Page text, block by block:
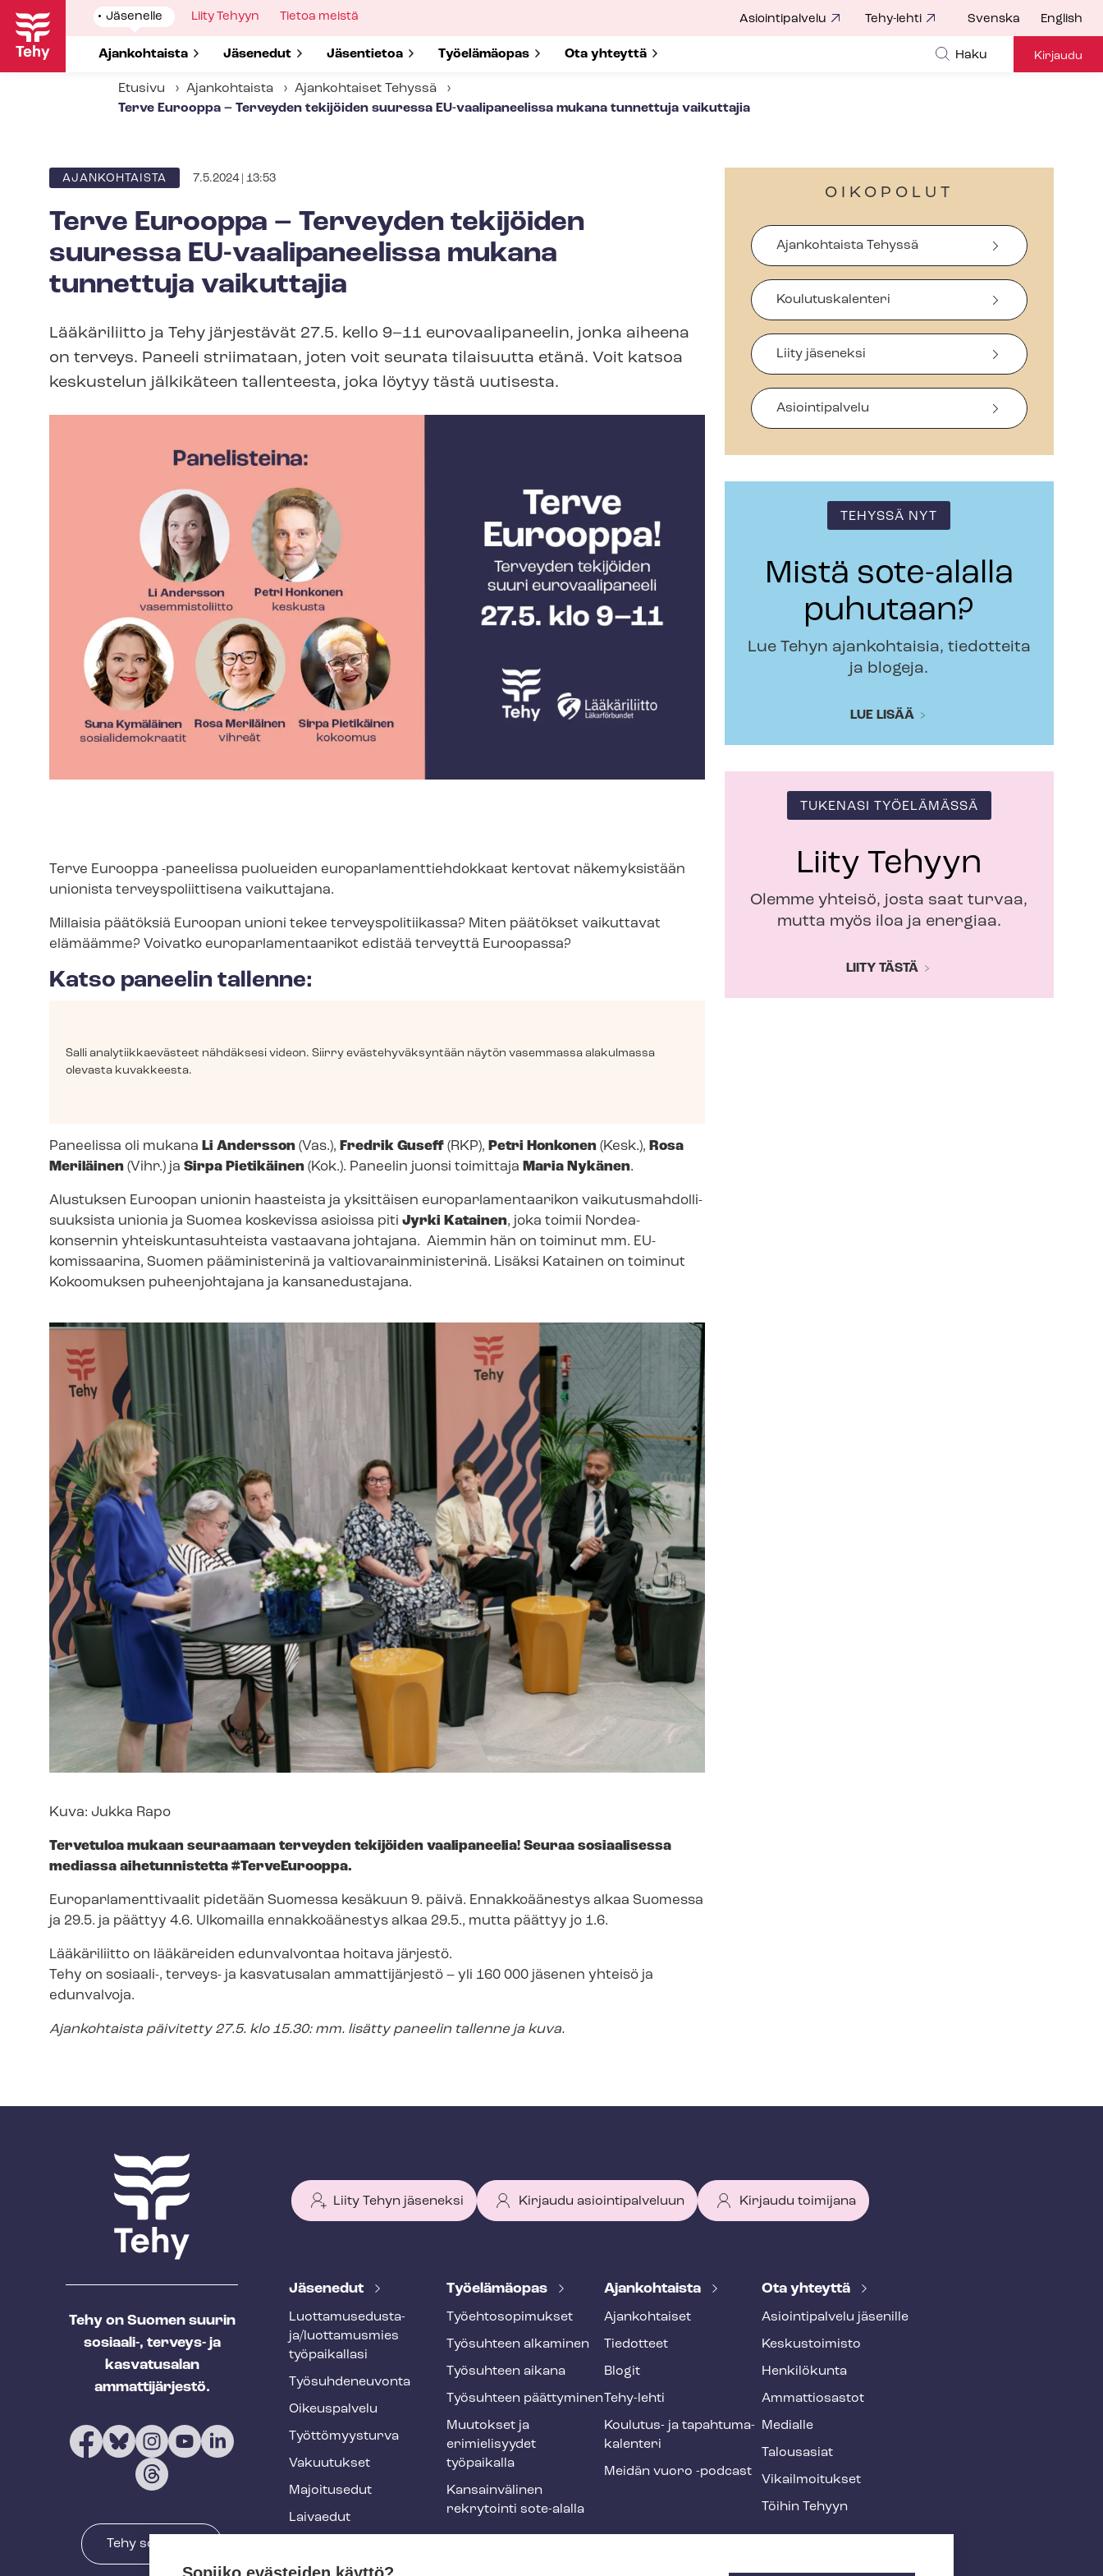
Hyppää
pääsisältöön
Show
submenu
Jäsenelle
Show submenu for
Ajankohtaista Show submenu for
Jäsenedut Show submenu for
Jäsentietoa Show submenu for
Työelämäopas Show submenu for
Ota yhteyttä
Show
Liity Tehyyn
Show
Tietoa meistä Asiointipalvelu Tehy-lehti Svenska English
Haku Kirjaudu
Etusivu Ajankohtaista
Ajankohtaiset Tehyssä
Terve Eurooppa – Terveyden tekijöiden suuressa EU-​vaalipaneelissa mukana tunnettuja vaikuttajia
ARTIKKELIN
AJANKOHTAISTA 7.5.2024 | 13:53
Terve Eurooppa – Terveyden tekijöiden
suuressa EU-​vaalipaneelissa mukana
tunnettuja vaikuttajia
Lääkäriliitto ja Tehy järjestävät 27.5. kello 9–11 eurovaalipaneelin, jonka aiheena
on terveys. Paneeli striimataan, joten voit seurata tilaisuutta etänä. Voit katsoa
keskustelun jälkikäteen tallenteesta, joka löytyy tästä uutisesta.
Terve Eurooppa -paneelissa puolueiden eu­ro­par­la­ment­tieh­dok­kaat kertovat näkemyksistään
unionista ter­veys­po­liit­ti­se­na vaikuttajana.
Millaisia päätöksiä Euroopan unioni tekee ter­veys­po­li­tii­kas­sa? Miten päätökset vaikuttavat
elämäämme? Voivatko eu­ro­par­la­men­taa­ri­kot edistää terveyttä Euroopassa?
Katso paneelin tallenne:
Salli ana­ly­tiik­kae­väs­teet nähdäksesi videon. Siirry eväs­te­hy­väk­syn­tään näytön vasemmassa alakulmassa
olevasta kuvakkeesta.
Paneelissa oli mukana Li Andersson (Vas.), Fredrik Guseff (RKP), Petri Honkonen (Kesk.), Rosa
Meriläinen (Vihr.) ja Sirpa Pietikäinen (Kok.). Paneelin juonsi toimittaja Maria Nykänen.
Alustuksen Euroopan unionin haasteista ja yksittäisen eu­ro­par­la­men­taa­ri­kon vai­ku­tus­mah­dol­li­
suuk­sis­ta unionia ja Suomea koskevissa asioissa piti Jyrki Katainen, joka toimii Nordea-
konsernin yh­teis­kun­ta­suh­teis­ta vastaavana johtajana. Aiemmin hän on toiminut mm. EU-
komissaarina, Suomen pääministerinä ja val­tio­va­rain­mi­nis­te­ri­nä. Lisäksi Katainen on toiminut
Kokoomuksen puheenjohtajana ja kansanedustajana.
Kuva: Jukka Rapo
Tervetuloa mukaan seuraamaan terveyden tekijöiden vaalipaneelia! Seuraa sosiaalisessa
mediassa aihetunnistetta #TerveEurooppa.
Eu­ro­par­la­ment­ti­vaa­lit pidetään Suomessa kesäkuun 9. päivä. Ennakkoäänestys alkaa Suomessa
ja 29.5. ja päättyy 4.6. Ulkomailla ennakkoäänestys alkaa 29.5., mutta päättyy jo 1.6.
Lääkäriliitto on lääkäreiden edunvalvontaa hoitava järjestö.
Tehy on sosiaali-, terveys- ja kasvatusalan ammattijärjestö – yli 160 000 jäsenen yhteisö ja
edunvalvoja.
Ajankohtaista päivitetty 27.5. klo 15.30: mm. lisätty paneelin tallenne ja kuva.
OIKOPOLUT
Ajankohtaista Tehyssä
Koulutuskalenteri
Liity jäseneksi
Asiointipalvelu
TEHYSSÄ NYT
Mistä sote-alalla
puhutaan?
Lue Tehyn ajankohtaisia, tiedotteita
ja blogeja.
LUE LISÄÄ
TUKENASI TYÖELÄMÄSSÄ
Liity Tehyyn
Olemme yhteisö, josta saat turvaa,
mutta myös iloa ja energiaa.
LIITY TÄSTÄ
Tehy on Suomen suurin
sosiaali-, terveys- ja
kasvatusalan
ammattijärjestö.
Tehy somessa
Liity Tehyn jäseneksi Kirjaudu asiointipalveluun Kirjaudu toimijana
T
h
y
f
o
o
t
e
r
Jäsenedut
Luot­ta­muse­dus­ta­
ja/luottamusmies
työpaikallasi
Työ­suh­de­neu­von­ta
Oikeuspalvelu
Työt­tö­myys­tur­va
Vakuutukset
Majoitusedut
Laivaedut
Muut edut
Työelämäopas
Työ­eh­to­so­pi­muk­set
Työsuhteen alkaminen
Työsuhteen aikana
Työsuhteen päättyminen
Muutokset ja
erimielisyydet
työpaikalla
Kansainvälinen
rekrytointi sote-alalla
Ajankohtaista
Ajankohtaiset
Tiedotteet
Blogit
Tehy-lehti
Koulutus- ja ta­pah­tu­ma­
ka­len­te­ri
Meidän vuoro -podcast
Ota yhteyttä
Asioin­ti­pal­ve­lu jäsenille
Keskustoimisto
Henkilökunta
Ammattiosastot
Medialle
Talousasiat
Vi­kail­moi­tuk­set
Töihin Tehyyn